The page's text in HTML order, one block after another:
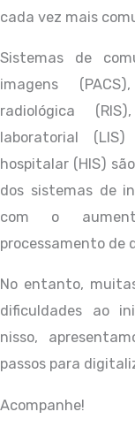
cada vez mais
Sistemas de
imagens
radiológica
laboratorial
hospitalar (HIS)
dos sistemas de
com o
processamento de
No entanto,
dificuldades ao
nisso,
passos para
Acompanhe!